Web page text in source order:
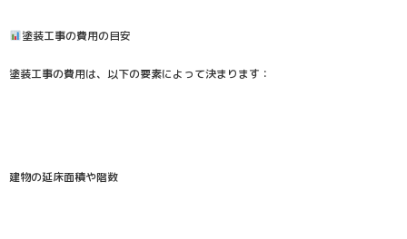
塗装工事の費用の目安
塗装工事の費用は、以下の要素によって決まります：
建物の延床面積や階数